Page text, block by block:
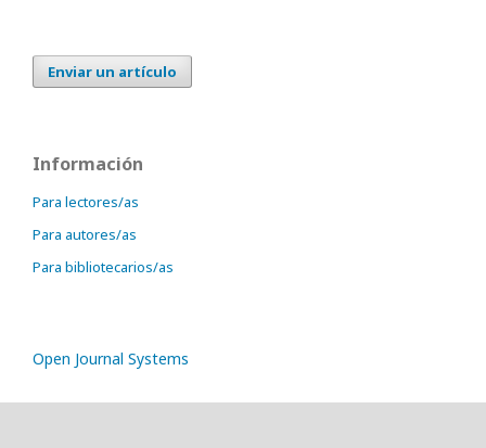
Enviar un artículo
Información
Para lectores/as
Para autores/as
Para bibliotecarios/as
Open Journal Systems